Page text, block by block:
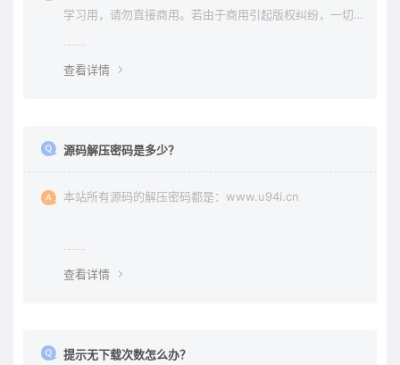
学习用，请勿直接商用。若由于商用引起版权纠纷，一切
查看详情
源码解压密码是多少？
本站所有源码的解压密码都是：www.u94i.cn
查看详情
提示无下载次数怎么办？